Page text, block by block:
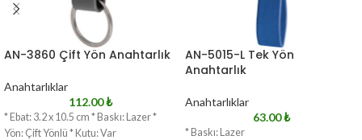
AN-3860 Çift Yön Anahtarlık
Anahtarlıklar
112.00₺
* Ebat: 3.2 x 10.5 cm * Baskı: Lazer *
Yön: Çift Yönlü * Kutu: Var
AN-5015-L Tek Yön
Anahtarlık
Anahtarlıklar
63.00₺
* Baskı: Lazer